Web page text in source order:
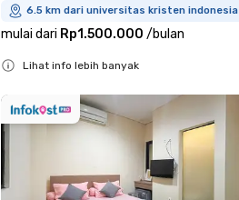
6.5 km dari universitas kristen indonesia
mulai dari Rp1.500.000 /bulan
Lihat info lebih banyak